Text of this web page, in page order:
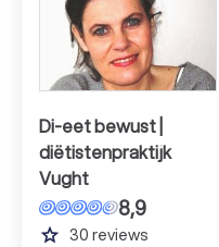
Di-eet bewust |
diëtistenpraktijk
Vught
8,9
grade 30 reviews